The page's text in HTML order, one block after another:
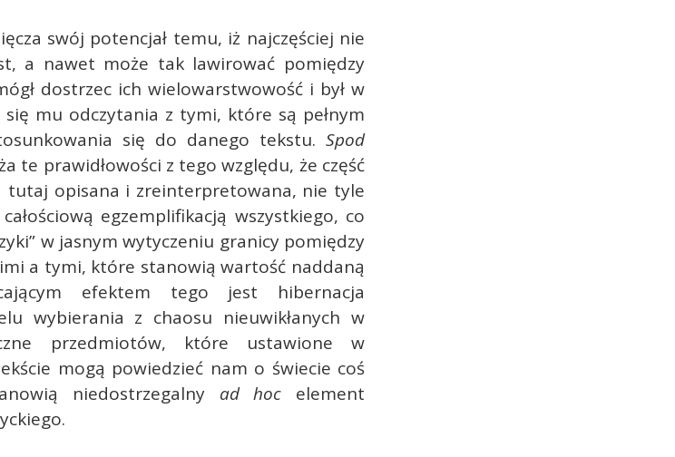
swój potencjał temu, iż najczęściej nie
a nawet może tak lawirować pomiędzy
dostrzec ich wielowarstwowość i był w
mu odczytania z tymi, które są pełnym
się do danego tekstu. Spod
te prawidłowości z tego względu, że część
tutaj opisana i zreinterpretowana, nie tyle
egzemplifikacją wszystkiego, co
w jasnym wytyczeniu granicy pomiędzy
a tymi, które stanowią wartość naddaną
efektem tego jest hibernacja
wybierania z chaosu nieuwikłanych w
przedmiotów, które ustawione w
mogą powiedzieć nam o świecie coś
niedostrzegalny ad hoc element